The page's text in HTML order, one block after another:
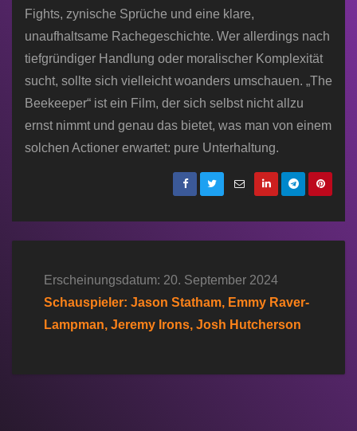
Fights, zynische Sprüche und eine klare,
unaufhaltsame Rachegeschichte. Wer allerdings nach
tiefgründiger Handlung oder moralischer Komplexität
sucht, sollte sich vielleicht woanders umschauen. „The
Beekeeper“ ist ein Film, der sich selbst nicht allzu
ernst nimmt und genau das bietet, was man von einem
solchen Actioner erwartet: pure Unterhaltung.
Erscheinungsdatum: 20. September 2024
Schauspieler: Jason Statham, Emmy Raver-
Lampman, Jeremy Irons, Josh Hutcherson